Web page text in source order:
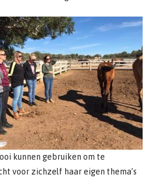
kunnen gebruiken om te
voor zichzelf haar eigen thema’s